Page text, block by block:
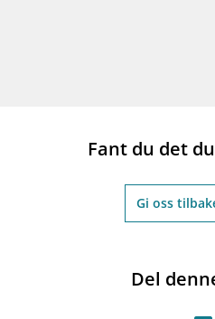
Fant du det
Gi oss
Del